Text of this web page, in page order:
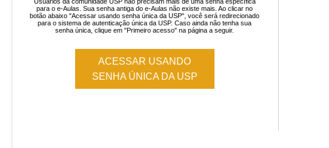
para o e-Aulas. Sua senha antiga do e-Aulas não existe mais. Ao clicar no
botão abaixo "Acessar usando senha única da USP", você será redirecionado
para o sistema de autenticação única da USP. Caso ainda não tenha sua
senha única, clique em "Primeiro acesso" na página a seguir.
ACESSAR USANDO
SENHA ÚNICA DA USP